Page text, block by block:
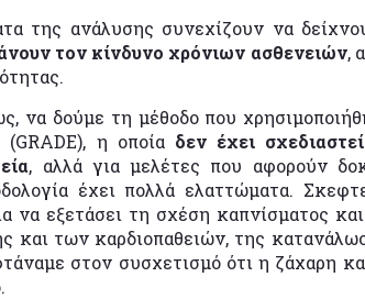
της ανάλυσης συνεχίζουν να
τον κίνδυνο χρόνιων ασθενειών,
να δούμε τη μέθοδο που
η οποία δεν έχει
, αλλά για μελέτες που αφορούν
έχει πολλά ελαττώματα.
να εξετάσει τη σχέση καπνίσματος
και των καρδιοπαθειών, της
στον συσχετισμό ότι η ζάχαρη